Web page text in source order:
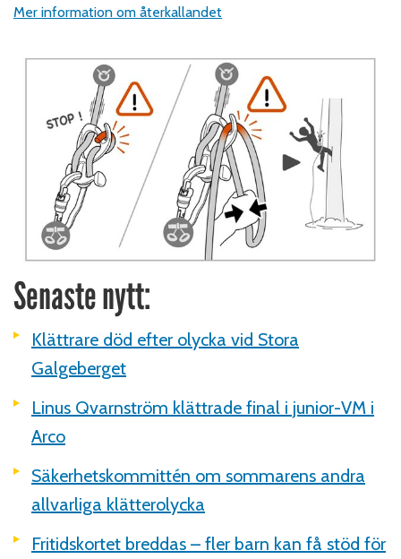
Mer information om återkallandet
Senaste nytt:
Klättrare död efter olycka vid Stora
Galgeberget
Linus Qvarnström klättrade final i junior-VM i
Arco
Säkerhetskommittén om sommarens andra
allvarliga klätterolycka
Fritidskortet breddas – fler barn kan få stöd för